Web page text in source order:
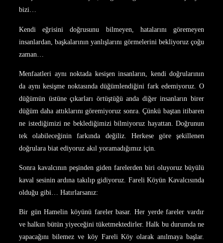
bizi…
Kendi eğrisini doğrusunu bilmeyen, hatalarını göremeyen
insanlardan, başkalarının yanlışlarını görmelerini bekliyoruz çoğu
zaman…
Menfaatleri aynı noktada kesişen insanların, kendi doğrularının
da aynı kesişme noktasında düğümlendiğini fark edemiyoruz. O
düğümün üstüne çıkarları örtüştüğü anda diğer insanların birer
düğüm daha attıklarını göremiyoruz sonra. Çünkü baştan itibaren
ne istediğimizi ne beklediğimizi bilmiyoruz hayattan. Doğrunun
tek olabileceğinin farkında değiliz. Herkese göre şekillenen
doğrulara biat ediyoruz akıl yoramadığımız için.
Sonra kavalcının peşinden giden farelerden biri oluyoruz büyülü
kaval sesinin ardına takılıp gidiyoruz. Fareli Köyün Kavalcısında
olduğu gibi… Hatırlarsanız:
Bir gün Hamelin köyünü fareler basar. Her yerde fareler vardır
ve halkın bütün yiyeceğini tüketmektedirler. Halk bu durumda ne
yapacağını bilemez ve köy Fareli Köy olarak anılmaya başlar.